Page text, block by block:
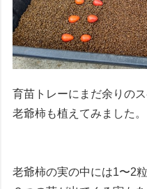
育苗トレーにまだ余りの
老爺柿も植えてみました。
老爺柿の実の中には1〜2